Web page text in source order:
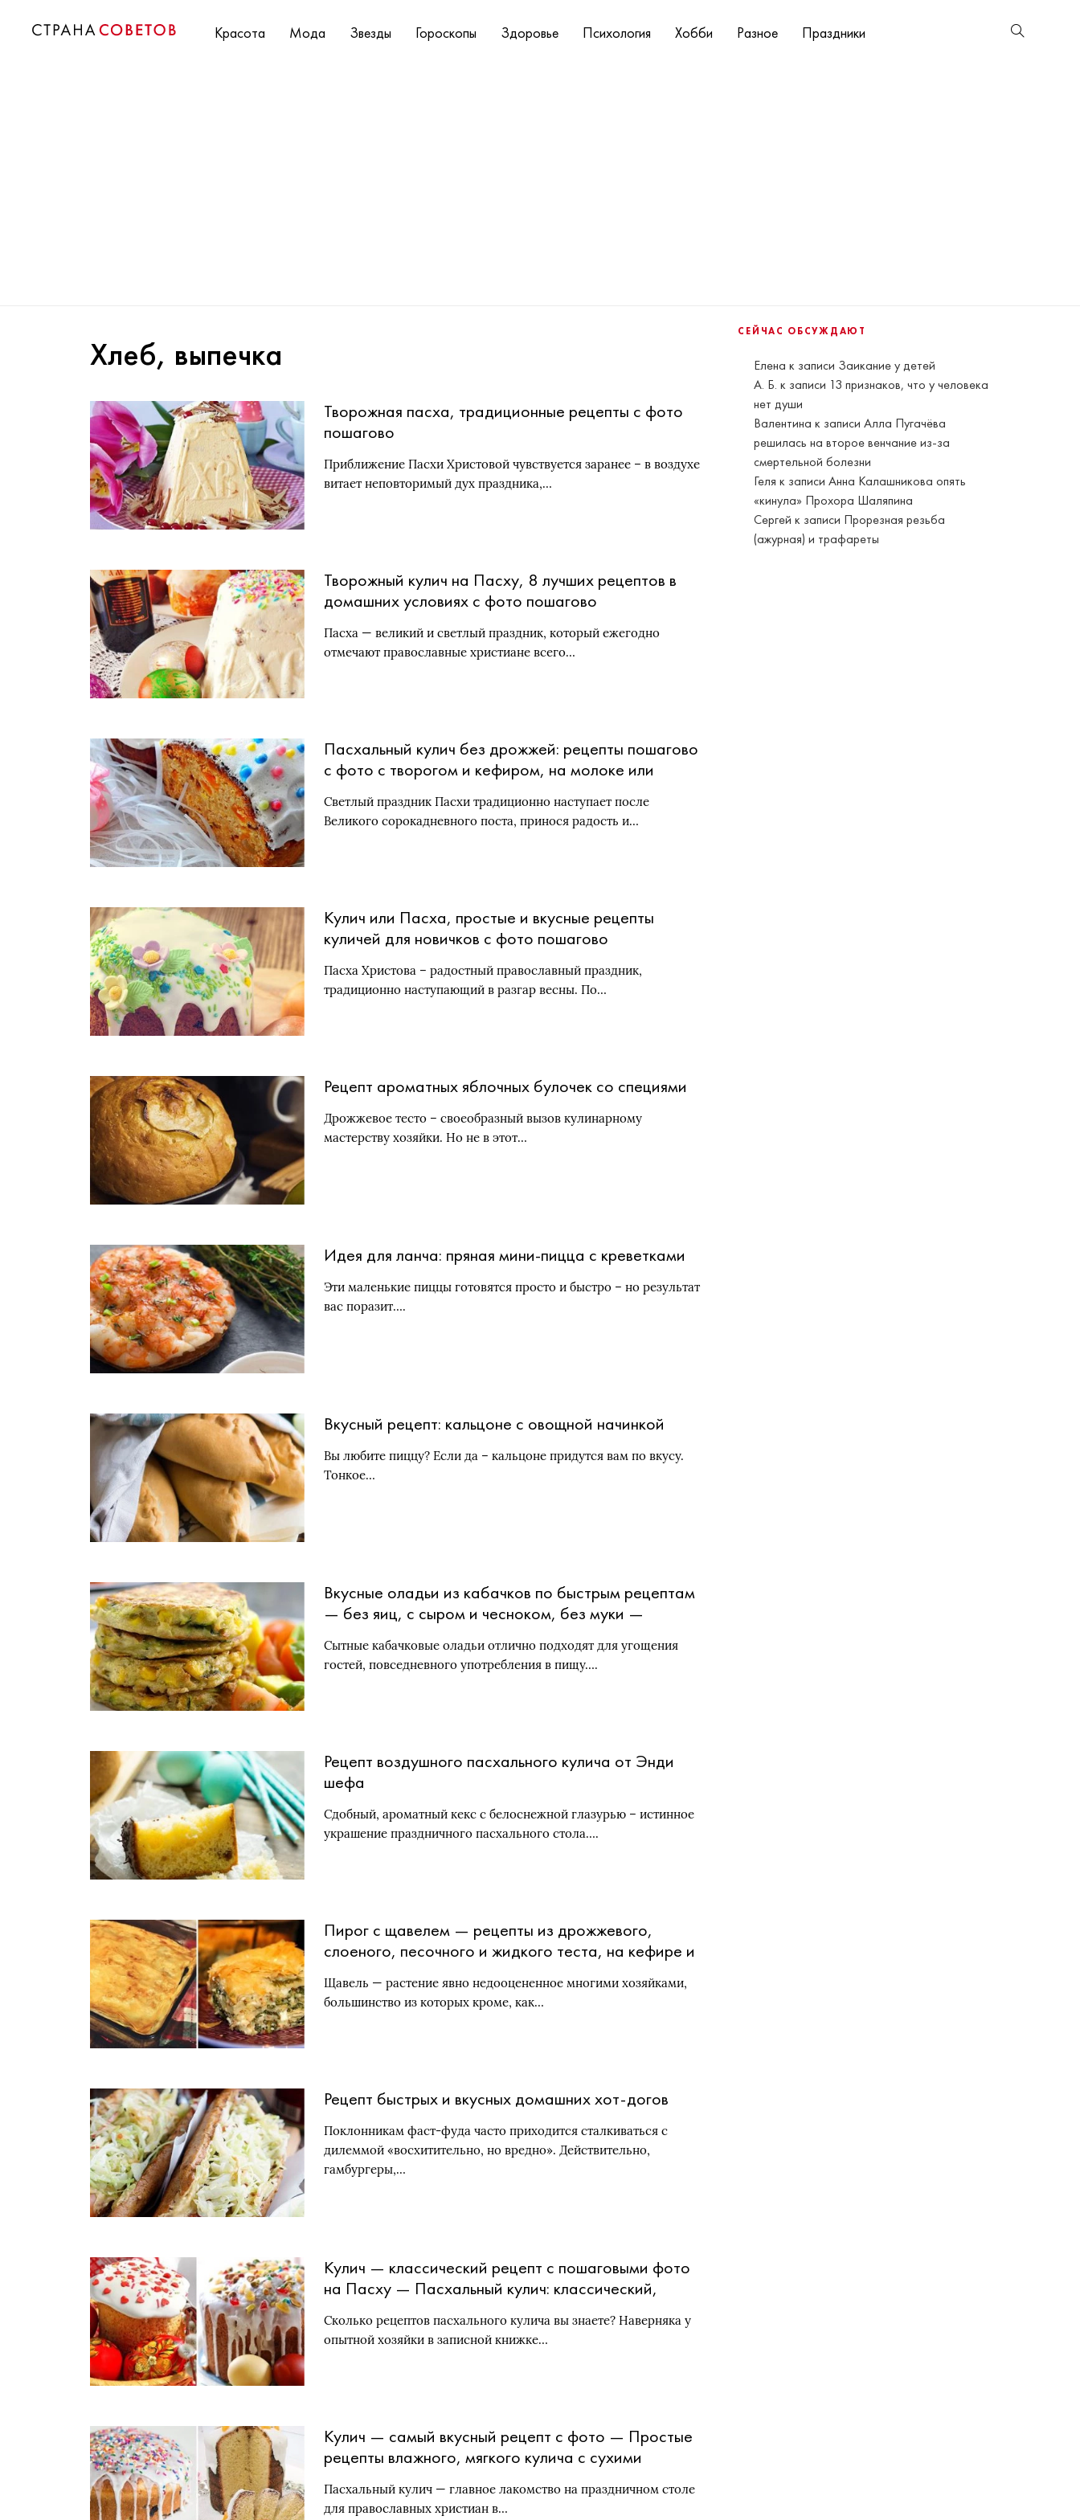
Красота Мода Звезды Гороскопы Здоровье Психология Хобби Разное Праздники
СЕЙЧАС ОБСУЖДАЮТ
Елена к записи Заикание у детей
А. Б. к записи 13 признаков, что у человека
нет души
Валентина к записиАлла Пугачёва
решилась на второе венчание из-за
смертельной болезни
Геля к записиАнна Калашникова опять
«кинула» Прохора Шаляпина
Сергей к записи Прорезная резьба
(ажурная) и трафареты
Хлеб, выпечка
Творожная пасха, традиционные рецепты с фото
пошагово
Приближение Пасхи Христовой чувствуется заранее – в воздухе
витает неповторимый дух праздника,…
Творожный кулич на Пасху, 8 лучших рецептов в
домашних условиях с фото пошагово
Пасха — великий и светлый праздник, который ежегодно
отмечают православные христиане всего…
Пасхальный кулич без дрожжей: рецепты пошагово
с фото с творогом и кефиром, на молоке или
Светлый праздник Пасхи традиционно наступает после
Великого сорокадневного поста, принося радость и…
Кулич или Пасха, простые и вкусные рецепты
куличей для новичков с фото пошагово
Пасха Христова – радостный православный праздник,
традиционно наступающий в разгар весны. По…
Рецепт ароматных яблочных булочек со специями
Дрожжевое тесто – своеобразный вызов кулинарному
мастерству хозяйки. Но не в этот…
Идея для ланча: пряная мини-пицца с креветками
Эти маленькие пиццы готовятся просто и быстро – но результат
вас поразит….
Вкусный рецепт: кальцоне с овощной начинкой
Вы любите пиццу? Если да – кальцоне придутся вам по вкусу.
Тонкое…
Вкусные оладьи из кабачков по быстрым рецептам
— без яиц, с сыром и чесноком, без муки —
пышные, постные — Фото и видео рецепты
кабачковых оладий на сковороде, в духовке
Сытные кабачковые оладьи отлично подходят для угощения
гостей, повседневного употребления в пищу….
Рецепт воздушного пасхального кулича от Энди
шефа
Сдобный, ароматный кекс с белоснежной глазурью – истинное
украшение праздничного пасхального стола….
Пирог с щавелем — рецепты из дрожжевого,
слоеного, песочного и жидкого теста, на кефире и
щавелевого пирога
Щавель — растение явно недооцененное многими хозяйками,
большинство из которых кроме, как…
Рецепт быстрых и вкусных домашних хот-догов
Поклонникам фаст-фуда часто приходится сталкиваться с
дилеммой «восхитительно, но вредно». Действительно,
гамбургеры,…
Кулич — классический рецепт с пошаговыми фото
на Пасху — Пасхальный кулич: классический,
Сколько рецептов пасхального кулича вы знаете? Наверняка у
опытной хозяйки в записной книжке…
Кулич — самый вкусный рецепт с фото — Простые
рецепты влажного, мягкого кулича с сухими
Пасхальный кулич — главное лакомство на праздничном столе
для православных христиан в…